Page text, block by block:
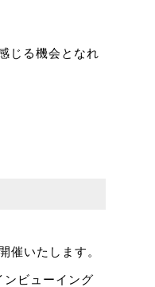
じる機会となれ
催いたします。
ビューイング